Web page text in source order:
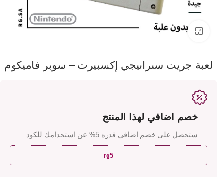
لعبة جريت ستراتيجي إكسبيرت – سوبر فاميكوم
خصم اضافي لهذا المنتج
ستحصل على خصم اضافي قدره 5% عن استخدامك للكود
rg5
اضفط لتكبير الصورة